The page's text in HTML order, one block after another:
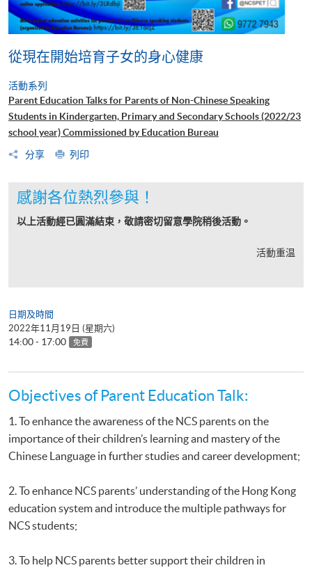
從現在開始培育子女的身心健康
活動系列
Parent Education Talks for Parents of Non-Chinese Speaking
Students in Kindergarten, Primary and Secondary Schools (2022/23
school year) Commissioned by Education Bureau
分享
列印
感謝各位熱烈參與！
以上活動經已圓滿結束，敬請密切留意學院稍後活動。
活動重温
日期及時間
2022年11月19日 (星期六)
14:00 - 17:00 免費
Objectives of Parent Education Talk:
1. To enhance the awareness of the NCS parents on the
importance of their children’s learning and mastery of the
Chinese Language in further studies and career development;
2. To enhance NCS parents’ understanding of the Hong Kong
education system and introduce the multiple pathways for
NCS students;
3. To help NCS parents better support their children in